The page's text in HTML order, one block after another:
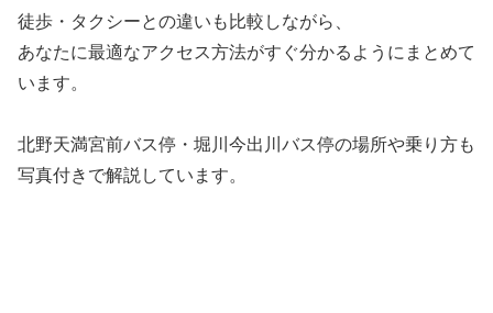
徒歩・タクシーとの違いも比較しながら、
あなたに最適なアクセス方法がすぐ分かるようにまとめて
います。
北野天満宮前バス停・堀川今出川バス停の場所や乗り方も
写真付きで解説しています。